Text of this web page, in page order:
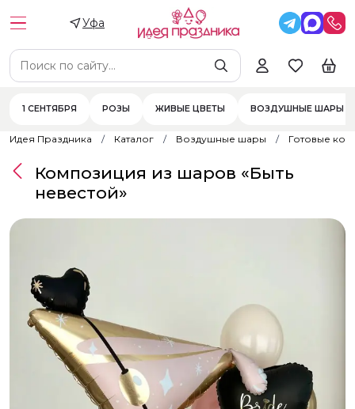
Уфа
1 СЕНТЯБРЯ РОЗЫ ЖИВЫЕ ЦВЕТЫ ВОЗДУШНЫЕ ШАРЫ
Идея Праздника Каталог Воздушные шары Готовые
Композиция из шаров «Быть
невестой»